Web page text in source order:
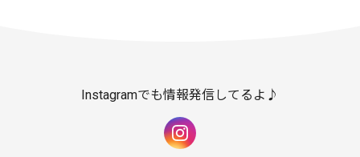
Instagramでも情報発信してるよ♪